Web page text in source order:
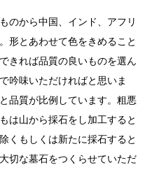
のから中国、インド、アフリ
形とあわせて色をきめること
きれば品質の良いものを選ん
吟味いただければと思いま
品質が比例しています。粗悪
は山から採石をし加工すると
くもしくは新たに採石すると
切な墓石をつくらせていただ